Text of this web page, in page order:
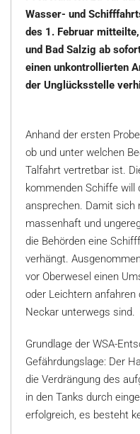
Wasser- und
des 1. Februar
und Bad Salzig ab
einen unkontrollierten
der Unglücksstelle
Anhand der ersten
ob und unter welchen
Talfahrt vertretbar ist.
kommenden Schiffe will
ansprechen. Damit
massenhaft und
die Behörden eine
verhängt.
vor Oberwesel einen
oder Leichtern anfahren
Neckar unterwegs sind.
Grundlage der WSA-
Gefährdungslage: Der
die Verdrängung des
in den Tanks durch
erfolgreich, es besteht